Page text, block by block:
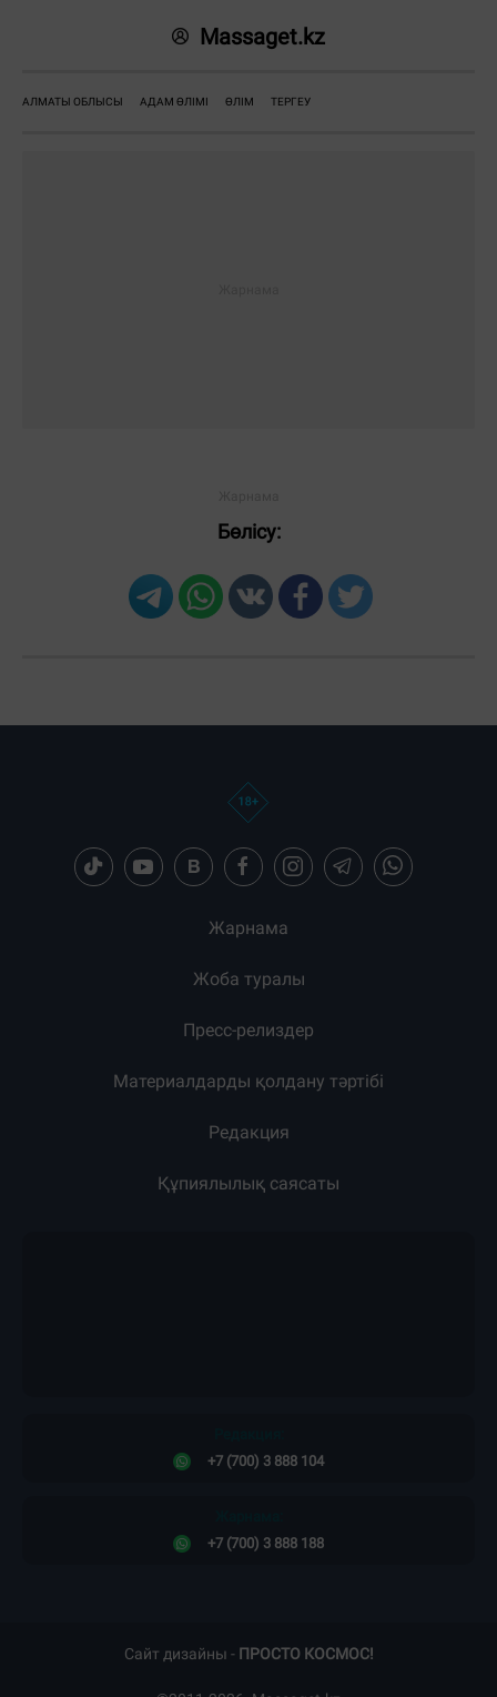
Massaget.kz
АЛМАТЫ ОБЛЫСЫ АДАМ ӨЛІМІ ӨЛІМ ТЕРГЕУ
Бөлісу:
Жарнама
Жоба туралы
Пресс-релиздер
Материалдарды қолдану тәртібі
Редакция
Құпиялылық саясаты
+7 (700) 3 888 104
+7 (700) 3 888 188
Сайт дизайны - ПРОСТО КОСМОС!